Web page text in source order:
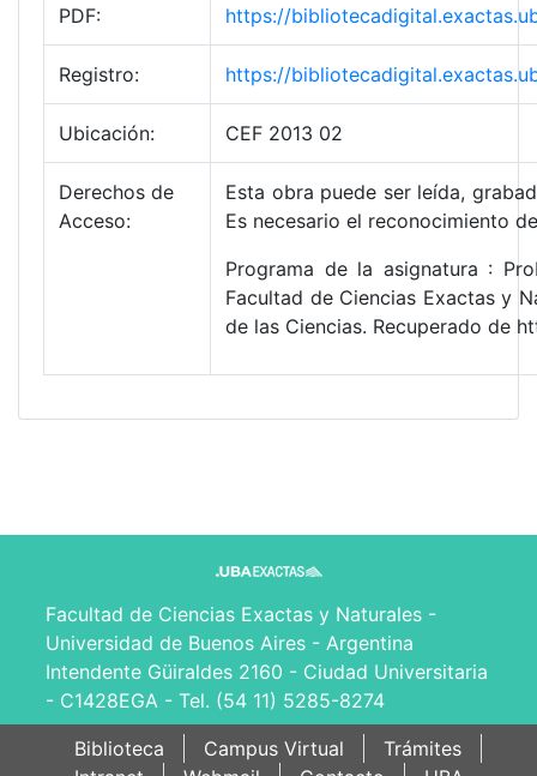
PDF: https://
Registro: https://
Ubicación: CEF 2013 02
Derechos de
Acceso:
Esta obra puede ser leída,
Es necesario el reconocimiento
Programa de la asignatura :
Facultad de Ciencias Exactas y
de las Ciencias. Recuperado de
Facultad de Ciencias Exactas y Naturales -
Universidad de Buenos Aires - Argentina
Intendente Güiraldes 2160 - Ciudad Universitaria
- C1428EGA - Tel. (54 11) 5285-8274
Biblioteca
Campus Virtual
Trámites